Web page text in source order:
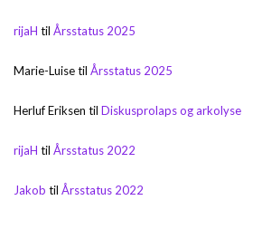
rijaH til Årsstatus 2025
Marie-Luisetil Årsstatus 2025
Herluf Eriksen til Diskusprolaps og arkolyse
rijaH til Årsstatus 2022
Jakob til Årsstatus 2022